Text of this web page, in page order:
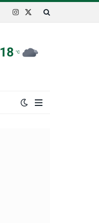
Instagram
X
18 °C